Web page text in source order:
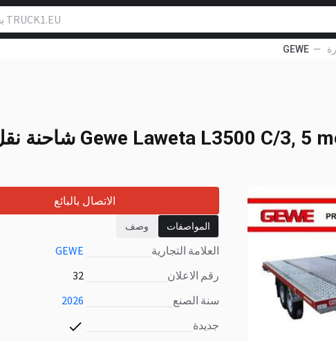
GEWE
C/3, 5
Gewe Laweta L3500 C/3, 5
الاتصال بالبائع
المواصفات وصف
العلامة التجارية
GEWE
رقم الاعلان
32
سنة الصنع
2026
جديدة